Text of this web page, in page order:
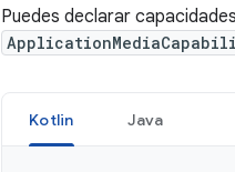
Puedes declarar
Kotlin Java